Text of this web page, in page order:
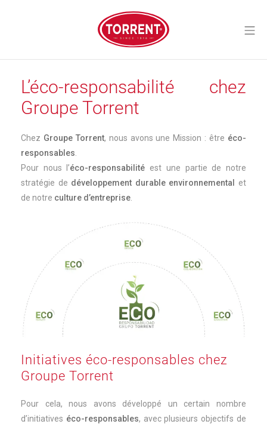
Torrent Closures
L’éco-responsabilité chez
Groupe Torrent
Chez Groupe Torrent, nous avons une Mission : être éco-
responsables
Pour nous l’éco-responsabilité est une partie de notre
stratégie de développement durable environnemental et
de notre culture d’entreprise
Initiatives éco-responsables chez
Groupe Torrent
Pour cela, nous avons développé un certain nombre
d’initiatives éco-responsables, avec plusieurs objectifs de